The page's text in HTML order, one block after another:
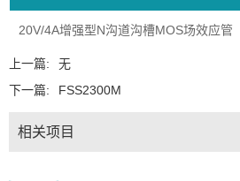
20V/4A增强型N沟道沟槽MOS场效应管
上一篇:
无
下一篇:
FSS2300M
相关项目